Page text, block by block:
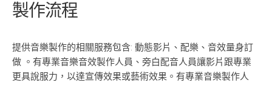
製作流程
提供音樂製作的相關服務包含: 動態影片、配樂、音效量身訂
做 。有專業音樂音效製作人員、旁白配音人員讓影片跟專業
更具說服力，以達宣傳效果或藝術效果。有專業音樂製作人